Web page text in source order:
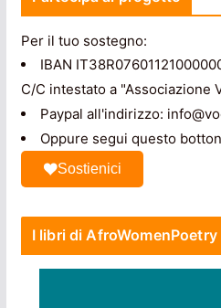
Per il tuo sostegno:
IBAN
C/C intestato a "Associazione
Paypal all'indirizzo:
Oppure segui questo
Sostienici
I libri di AfroWomenPoetry